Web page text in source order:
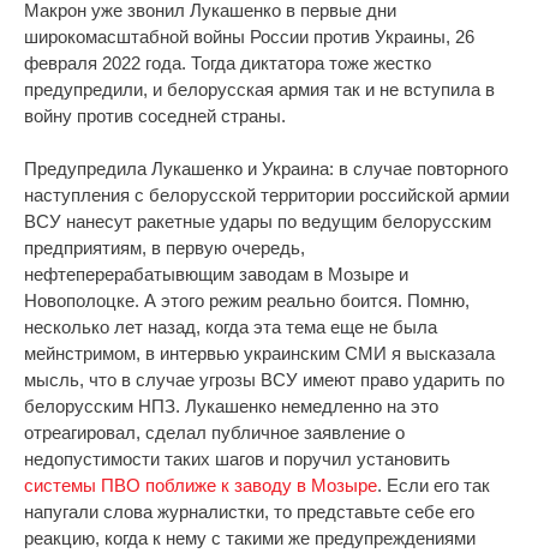
Макрон уже звонил Лукашенко в первые дни
широкомасштабной войны России против Украины, 26
февраля 2022 года. Тогда диктатора тоже жестко
предупредили, и белорусская армия так и не вступила в
войну против соседней страны.
Предупредила Лукашенко и Украина: в случае повторного
наступления с белорусской территории российской армии
ВСУ нанесут ракетные удары по ведущим белорусским
предприятиям, в первую очередь,
нефтеперерабатывющим заводам в Мозыре и
Новополоцке. А этого режим реально боится. Помню,
несколько лет назад, когда эта тема еще не была
мейнстримом, в интервью украинским СМИ я высказала
мысль, что в случае угрозы ВСУ имеют право ударить по
белорусским НПЗ. Лукашенко немедленно на это
отреагировал, сделал публичное заявление о
недопустимости таких шагов и поручил установить
системы ПВО поближе к заводу в Мозыре. Если его так
напугали слова журналистки, то представьте себе его
реакцию, когда к нему с такими же предупреждениями